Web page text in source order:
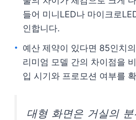
들어 미니LED나 마이크로
인합니다.
예산 제약이 있다면 85인치
리미엄 모델 간의 차이점을
입 시기와 프로모션 여부를
대형 화면은 거실의